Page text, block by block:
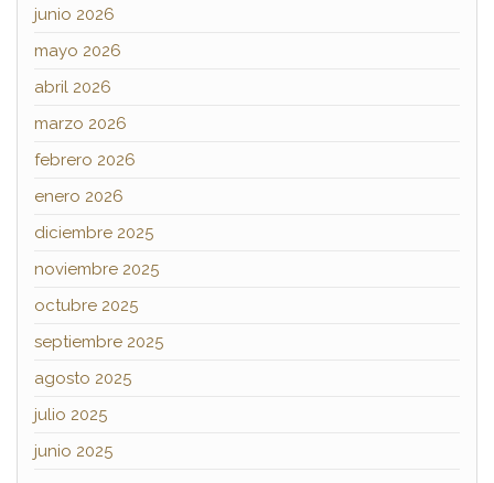
junio 2026
mayo 2026
abril 2026
marzo 2026
febrero 2026
enero 2026
diciembre 2025
noviembre 2025
octubre 2025
septiembre 2025
agosto 2025
julio 2025
junio 2025